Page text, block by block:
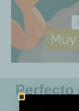
Perfecto